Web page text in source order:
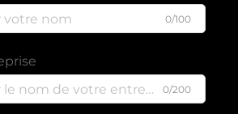
0/100
0/200